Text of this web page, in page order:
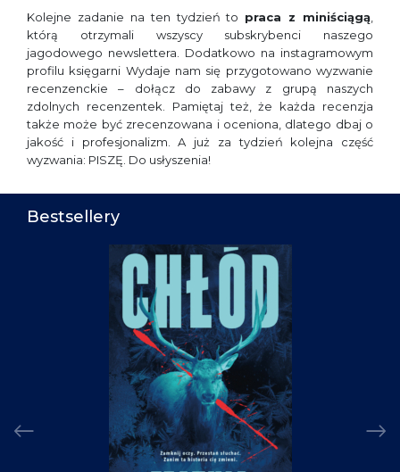
Kolejne zadanie na ten tydzień to praca z miniściągą,
którą otrzymali wszyscy subskrybenci naszego
jagodowego newslettera. Dodatkowo na instagramowym
profilu księgarni Wydaje nam się przygotowano wyzwanie
recenzenckie – dołącz do zabawy z grupą naszych
zdolnych recenzentek. Pamiętaj też, że każda recenzja
także może być zrecenzowana i oceniona, dlatego dbaj o
jakość i profesjonalizm. A już za tydzień kolejna część
wyzwania: PISZĘ. Do usłyszenia!
Bestsellery